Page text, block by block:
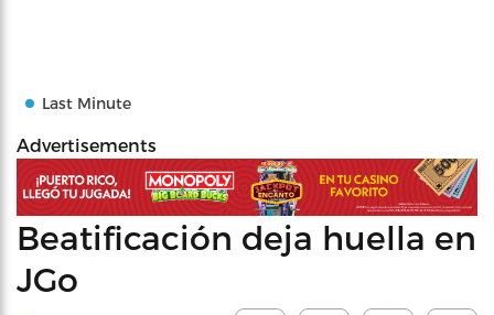
Last Minute
Advertisements
Beatificación deja huella en
JGo